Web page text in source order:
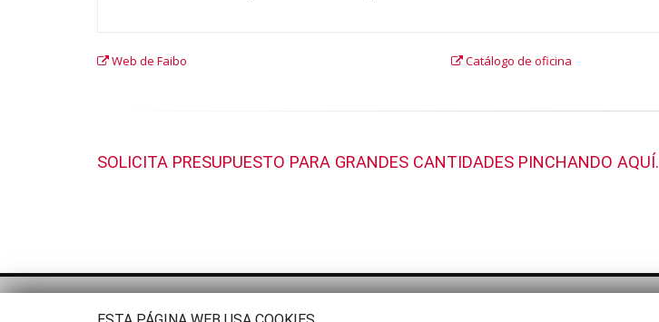
Web de Faibo Catálogo de oficina
SOLICITA PRESUPUESTO PARA GRANDES CANTIDADES PINCHANDO AQUÍ.